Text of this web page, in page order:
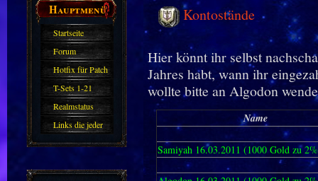
Hauptmenü
Startseite
Forum
Hotfix für Patch
11.X
T-Sets 1-21
Realmstatus
Links die jeder
kennen sollte?!
Kontostände
Hier könnt ihr selbst
Jahres habt, wann ihr
wollte bitte an Algodon
Name
Samiyah 16.03.2011 (1000 Gold zu